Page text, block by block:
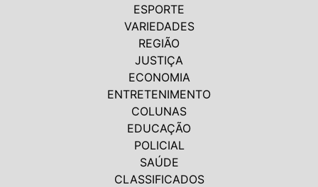
ESPORTE
VARIEDADES
REGIÃO
JUSTIÇA
ECONOMIA
ENTRETENIMENTO
COLUNAS
EDUCAÇÃO
POLICIAL
SAÚDE
CLASSIFICADOS